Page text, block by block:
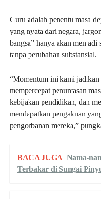
Guru adalah penentu masa
yang nyata dari negara,
bangsa” hanya akan
tanpa perubahan substansial.
“Momentum ini kami jadikan
mempercepat penuntasan
kebijakan pendidikan, dan
mendapatkan pengakuan
pengorbanan mereka,”
BACA JUGA Nama-
Terbakar di Sungai